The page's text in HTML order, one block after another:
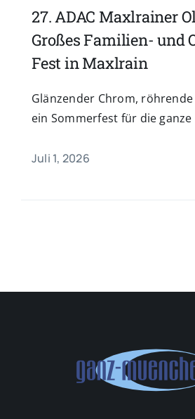
27. ADAC Maxlrainer
Großes Familien- und
Fest in Maxlrain
Glänzender Chrom,
ein Sommerfest für die ganze
Juli 1, 2026